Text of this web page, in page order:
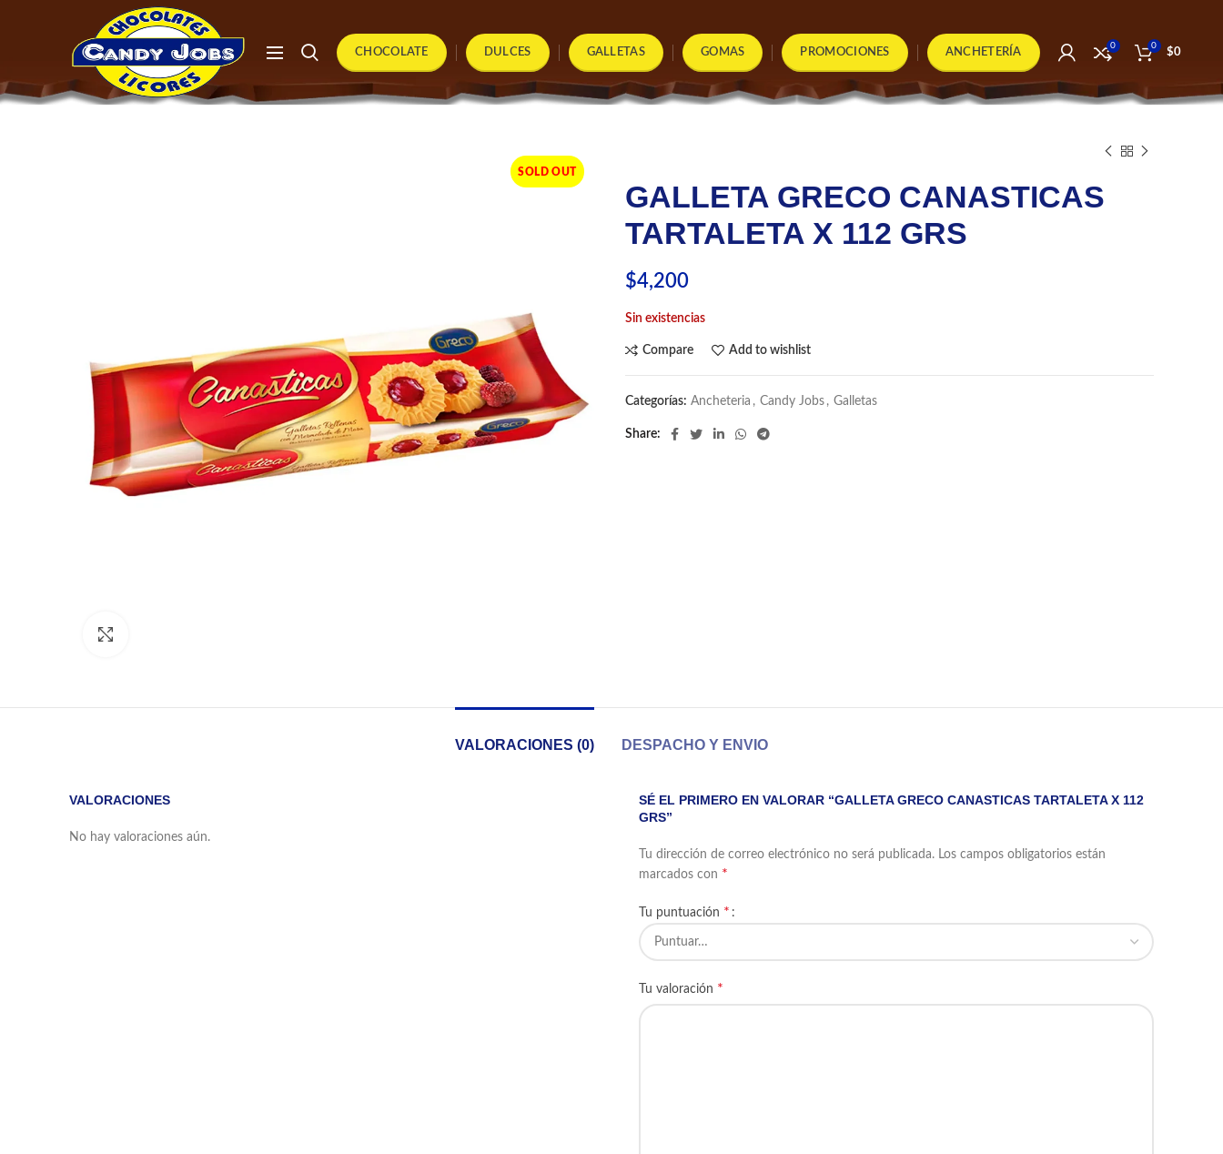
CHOCOLATE DULCES GALLETAS GOMAS PROMOCIONES ANCHETERÍA
0 0
$0
SOLD OUT
GALLETA GRECO CANASTICAS
TARTALETA X 112 GRS
$4,200
Sin existencias
Compare Add to wishlist
Categorías: Ancheteria , Candy Jobs , Galletas
Share
VALORACIONES (0) DESPACHO Y ENVIO
VALORACIONES
No hay valoraciones aún.
SÉ EL PRIMERO EN VALORAR “GALLETA GRECO CANASTICAS TARTALETA X 112
GRS”
Tu dirección de correo electrónico no será publicada. Los campos obligatorios están
marcados con *
Tu puntuación *
Tu valoración *